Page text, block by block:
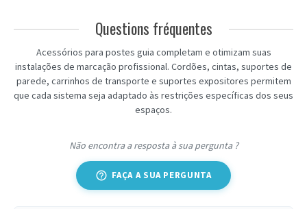
Questions fréquentes
Acessórios para postes guia completam e otimizam suas
instalações de marcação profissional. Cordões, cintas, suportes de
parede, carrinhos de transporte e suportes expositores permitem
que cada sistema seja adaptado às restrições específicas dos seus
espaços.
Não encontra a resposta à sua pergunta ?
help_outline FAÇA A SUA PERGUNTA